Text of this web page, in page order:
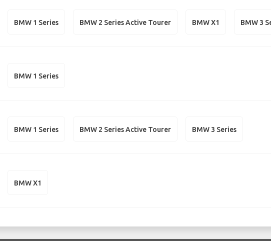
BMW 1 Series BMW 2 Series Active Tourer BMW X1 BMW 3
BMW 1 Series
BMW 1 Series BMW 2 Series Active Tourer BMW 3 Series
BMW X1